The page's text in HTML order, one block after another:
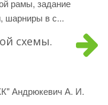
рамы, задание
шарниры в с...
схемы.
Андрюкевич А. И.